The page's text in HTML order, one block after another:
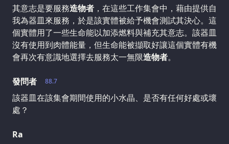
其意志是要服務造物者 ，在這些工作集會中，藉由提供自
我為器皿來服務，於是該實體被給予機會測試其決心。這
個實體用了一些生命能以加添燃料與補充其意志。該器皿
沒有使用到肉體能量，但生命能被擷取好讓這個實體有機
會再次有意識地選擇去服務太一無限造物者。
88.7
發問者
該器皿在該集會期間使用的小水晶、是否有任何好處或壞
處？
Ra